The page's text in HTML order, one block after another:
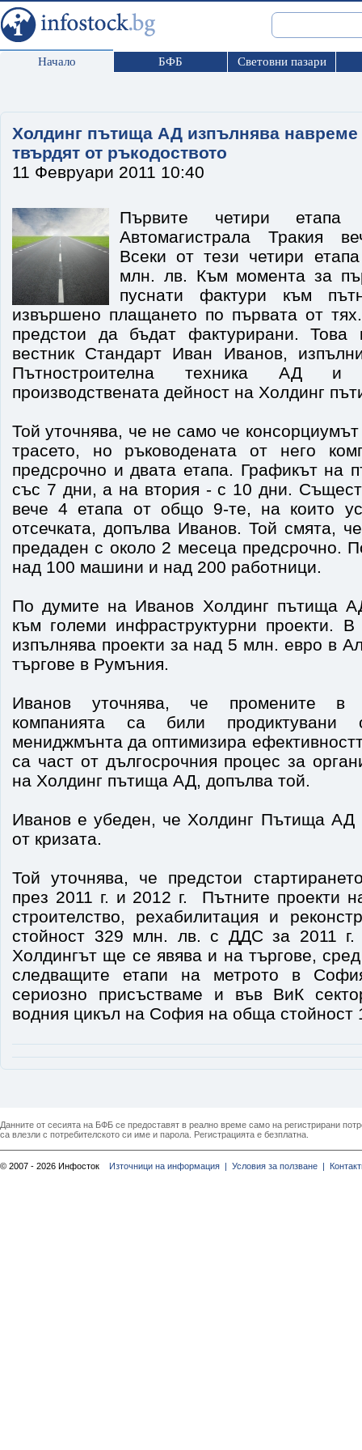
Начало БФБ Световни пазари
Холдинг пътища АД изпълнява
твърдят от ръкодоството
11 Февруари 2011 10:40
Първите четири
Автомагистрала Тракия
Всеки от тези четири
млн. лв. Към момента за
пуснати фактури към
извършено плащането по първата от
предстои да бъдат фактурирани.
вестник Стандарт Иван Иванов,
Пътностроителна техника АД и
производствената дейност на Холдинг
Той уточнява, че не само че
трасето, но ръководената от него
предсрочно и двата етапа. Графикът на
със 7 дни, а на втория - с 10 дни.
вече 4 етапа от общо 9-те, на които
отсечката, допълва Иванов. Той смята,
предаден с около 2 месеца предсрочно.
над 100 машини и над 200 работници.
По думите на Иванов Холдинг пътища
към големи инфраструктурни проекти.
изпълнява проекти за над 5 млн. евро в
търгове в Румъния.
Иванов уточнява, че промените в
компанията са били
мениджмънта да оптимизира
са част от дългосрочния процес за
на Холдинг пътища АД, допълва той.
Иванов е убеден, че Холдинг Пътища АД
от кризата.
Той уточнява, че предстои
през 2011 г. и 2012 г. Пътните проекти
строителство, рехабилитация и
стойност 329 млн. лв. с ДДС за 2011
Холдингът ще се явява и на търгове,
следващите етапи на метрото в
сериозно присъстваме и във ВиК
водния цикъл на София на обща стойност
Данните от сесията на БФБ се предоставят в реално време само на регистрирани
са влезли с потребителското си име и парола. Регистрацията е безплатна.
© 2007 - 2026 Инфосток Източници на информация | Условия за ползване |